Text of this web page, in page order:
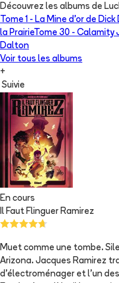
Découvrez les albums de
Tome 1 - La Mine d'or de Dick
la PrairieTome 30 - Calamity
Dalton
Voir tous les albums
+
Suivie
En cours
Il Faut Flinguer Ramirez
Muet comme une tombe.
Arizona. Jacques Ramirez
d'électroménager et l'un